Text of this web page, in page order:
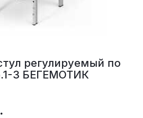
регулируемый по
3 БЕГЕМОТИК